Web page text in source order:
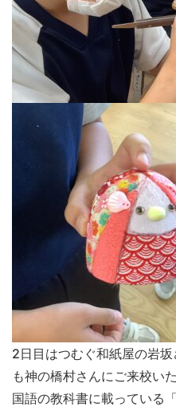
2日目はつむぐ和紙屋の岩
も神の橋村さんにご来校い
国語の教科書に載っている